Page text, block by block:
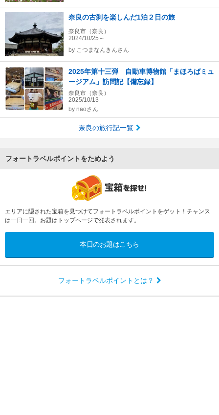
奈良の古刹を楽しんだ1泊２日の旅
奈良市（奈良）
2024/10/25～
by こつまなんきんさん
2025年第十三弾 自動車博物館「まほろばミュ
ージアム」訪問記【備忘録】
奈良市（奈良）
2025/10/13
by naoさん
奈良の旅行記一覧
フォートラベルポイントをためよう
エリアに隠された宝箱を見つけてフォートラベルポイントをゲット！チャンス
は一日一回。お題はトップページで発表されます。
本日のお題はこちら
フォートラベルポイントとは？